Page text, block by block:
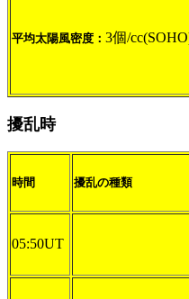
平均太陽風密度： 3個/
擾乱時
時間 擾乱の種類
05:50UT